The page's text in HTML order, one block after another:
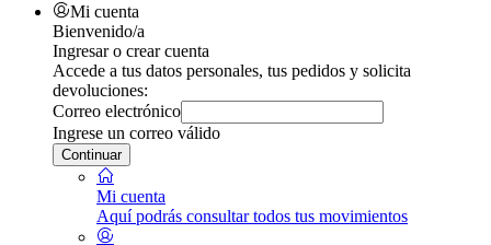
Mi cuenta
Bienvenido/a
Ingresar o crear cuenta
Accede a tus datos personales, tus pedidos y solicita
devoluciones:
Correo electrónico
Ingrese un correo válido
Continuar
Mi cuenta
Aquí podrás consultar todos tus movimientos